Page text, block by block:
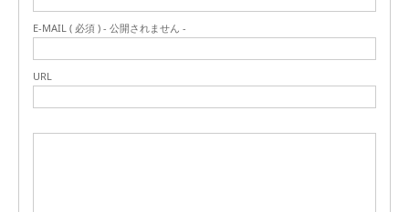
E-MAIL ( 必須 ) - 公開されません -
URL